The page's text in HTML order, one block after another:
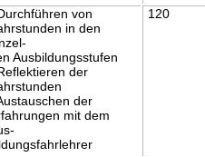
von
in den
Ausbildungsstufen
der
der
mit dem
120